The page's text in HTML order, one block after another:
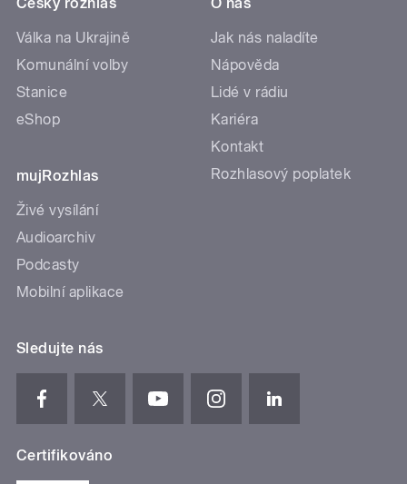
Český rozhlas
Válka na Ukrajině
Komunální volby
Stanice
eShop
mujRozhlas
Živé vysílání
Audioarchiv
Podcasty
Mobilní aplikace
O nás
Jak nás naladíte
Nápověda
Lidé v rádiu
Kariéra
Kontakt
Rozhlasový poplatek
Sledujte nás
Certifikováno